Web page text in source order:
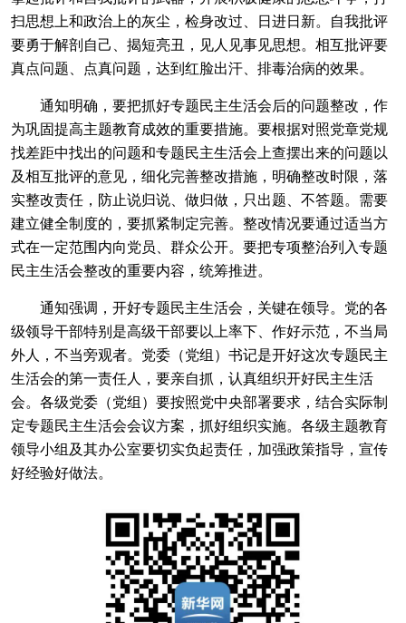
扫思想上和政治上的灰尘，检身改过、日进日新。自我批评
要勇于解剖自己、揭短亮丑，见人见事见思想。相互批评要
真点问题、点真问题，达到红脸出汗、排毒治病的效果。
通知明确，要把抓好专题民主生活会后的问题整改，作
为巩固提高主题教育成效的重要措施。要根据对照党章党规
找差距中找出的问题和专题民主生活会上查摆出来的问题以
及相互批评的意见，细化完善整改措施，明确整改时限，落
实整改责任，防止说归说、做归做，只出题、不答题。需要
建立健全制度的，要抓紧制定完善。整改情况要通过适当方
式在一定范围内向党员、群众公开。要把专项整治列入专题
民主生活会整改的重要内容，统筹推进。
通知强调，开好专题民主生活会，关键在领导。党的各
级领导干部特别是高级干部要以上率下、作好示范，不当局
外人，不当旁观者。党委（党组）书记是开好这次专题民主
生活会的第一责任人，要亲自抓，认真组织开好民主生活
会。各级党委（党组）要按照党中央部署要求，结合实际制
定专题民主生活会会议方案，抓好组织实施。各级主题教育
领导小组及其办公室要切实负起责任，加强政策指导，宣传
好经验好做法。